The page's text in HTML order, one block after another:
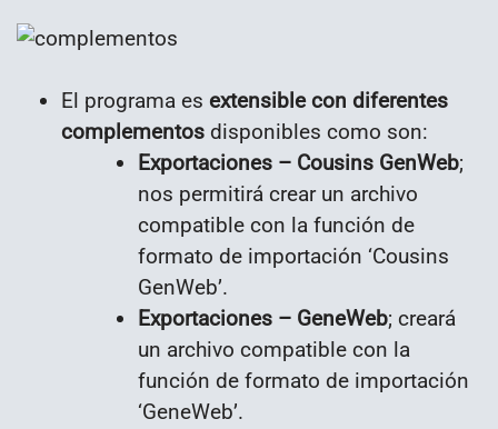
El programa es extensible con diferentes
complementos disponibles como son:
Exportaciones – Cousins GenWeb;
nos permitirá crear un archivo
compatible con la función de
formato de importación ‘Cousins
GenWeb’.
Exportaciones – GeneWeb; creará
un archivo compatible con la
función de formato de importación
‘GeneWeb’.